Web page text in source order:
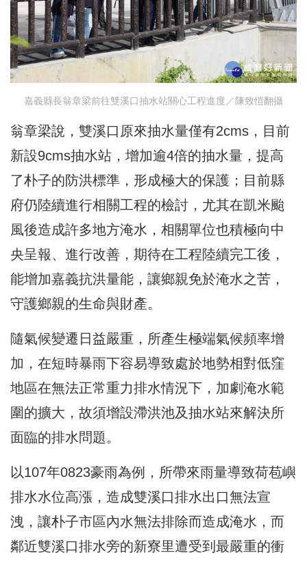
嘉義縣長翁章梁前往雙溪口抽水站關心工程進度／陳致愷翻攝
翁章梁說，雙溪口原來抽水量僅有2cms，目前
新設9cms抽水站，增加逾4倍的抽水量，提高
了朴子的防洪標準，形成極大的保護；目前縣
府仍陸續進行相關工程的檢討，尤其在凱米颱
風後造成許多地方淹水，相關單位也積極向中
央呈報、進行改善，期待在工程陸續完工後，
能增加嘉義抗洪量能，讓鄉親免於淹水之苦，
守護鄉親的生命與財產。
隨氣候變遷日益嚴重，所產生極端氣候頻率增
加，在短時暴雨下容易導致處於地勢相對低窪
地區在無法正常重力排水情況下，加劇淹水範
圍的擴大，故須增設滯洪池及抽水站來解決所
面臨的排水問題。
以107年0823豪雨為例，所帶來雨量導致荷苞嶼
排水水位高漲，造成雙溪口排水出口無法宣
洩，讓朴子市區內水無法排除而造成淹水，而
鄰近雙溪口排水旁的新寮里遭受到最嚴重的衝